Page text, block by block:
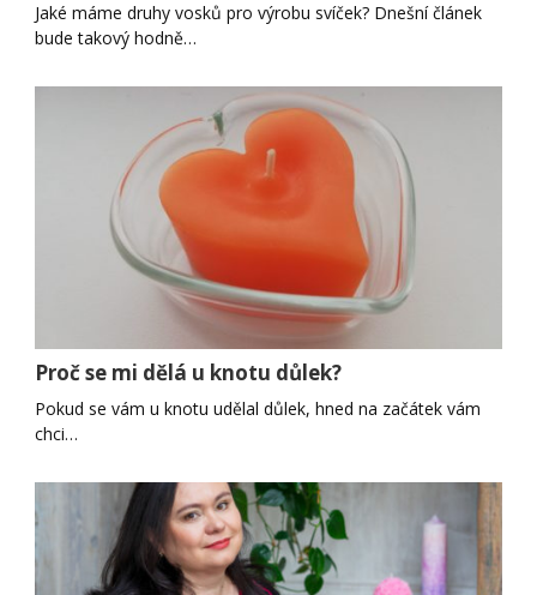
Jaké máme druhy vosků pro výrobu svíček? Dnešní článek
bude takový hodně…
Proč se mi dělá u knotu důlek?
Pokud se vám u knotu udělal důlek, hned na začátek vám
chci…